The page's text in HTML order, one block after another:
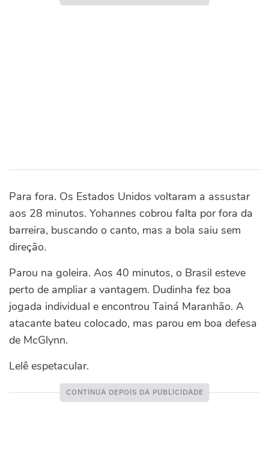
Para fora. Os Estados Unidos voltaram a assustar
aos 28 minutos. Yohannes cobrou falta por fora da
barreira, buscando o canto, mas a bola saiu sem
direção.
Parou na goleira. Aos 40 minutos, o Brasil esteve
perto de ampliar a vantagem. Dudinha fez boa
jogada individual e encontrou Tainá Maranhão. A
atacante bateu colocado, mas parou em boa defesa
de McGlynn.
Lelê espetacular.